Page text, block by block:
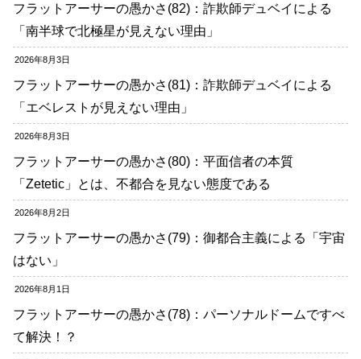
フラットアーサーの愚かさ(82)：詐欺師デュベイによる
「南半球で北極星が見えない理由」
2026年8月3日
フラットアーサーの愚かさ(81)：詐欺師デュベイによる
「エベレストが見えない理由」
2026年8月3日
フラットアーサーの愚かさ(80)：平面信者の本質
「Zetetic」とは、不都合を見ない態度である
2026年8月2日
フラットアーサーの愚かさ(79)：御都合主義による「宇宙
はない」
2026年8月1日
フラットアーサーの愚かさ(78)：パーソナルドームですべ
て解決！？